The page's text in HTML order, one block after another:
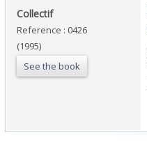
‎Collectif‎
Reference : 0426
(1995)
See the book